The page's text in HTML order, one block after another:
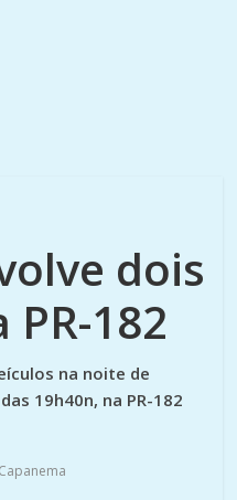
dois
182
na noite de
19h40n, na PR-182